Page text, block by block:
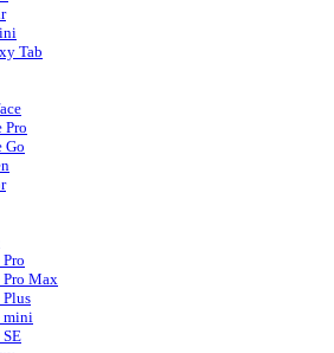
Tab
Pro
Go
Max
Plus
mini